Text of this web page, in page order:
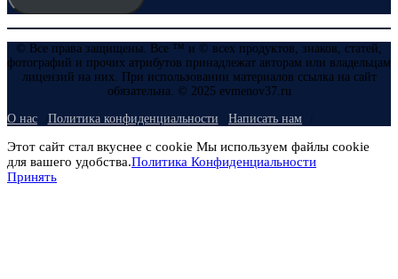
© Все права защищены. Все ™ и © всех продуктов, знаков, статей,
фотографий и прочих атрибутов принадлежат авторам или владельцам
лицензий на них. При использовании материалов ссылка на сайт
обязательна. © 2025 evmenov37.ru
О нас Политика конфиденциальности Написать нам
Этот сайт стал вкуснее с cookie Мы используем файлы cookie
для вашего удобства.Политика Конфиденциальности
Принять